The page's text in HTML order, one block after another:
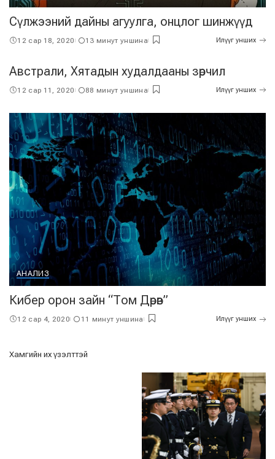
Сүлжээний дайны агуулга, онцлог шинжүүд
12 сар 18, 2020 13 минут уншина Илүүг унших
Австрали, Хятадын худалдааны зөрчил
12 сар 11, 2020 88 минут уншина Илүүг унших
АНАЛИЗ
Кибер орон зайн “Том Дөрөв”
12 сар 4, 2020 11 минут уншина Илүүг унших
Хамгийн их үзэлттэй